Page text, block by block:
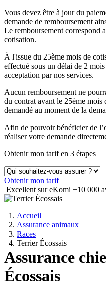
Vous devez être à jour du
demande de remboursement
Le remboursement correspond
cotisation.
À l'issue du 25ème mois de
effectué sous un délai de 2
acceptation par nos services.
Aucun remboursement ne
du contrat avant le 25ème mois
demandé au moment de la
Afin de pouvoir bénéficier de
réaliser votre demande
Obtenir mon tarif en 3 étapes
Obtenir mon tarif
Excellent sur eKomi +10 000
Accueil
Assurance animaux
Races
Terrier Écossais
Assurance
Écossais